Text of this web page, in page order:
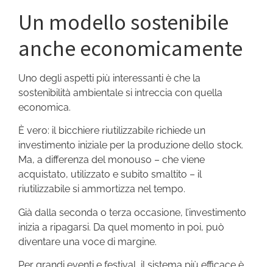
Un modello sostenibile
anche economicamente
Uno degli aspetti più interessanti è che la
sostenibilità ambientale si intreccia con quella
economica.
È vero: il bicchiere riutilizzabile richiede un
investimento iniziale per la produzione dello stock.
Ma, a differenza del monouso – che viene
acquistato, utilizzato e subito smaltito – il
riutilizzabile si ammortizza nel tempo.
Già dalla seconda o terza occasione, l’investimento
inizia a ripagarsi. Da quel momento in poi, può
diventare una voce di margine.